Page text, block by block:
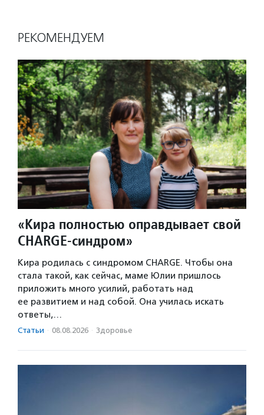
РЕКОМЕНДУЕМ
«Кира полностью оправдывает свой
CHARGE-синдром»
Кира родилась с синдромом CHARGE. Чтобы она
стала такой, как сейчас, маме Юлии пришлось
приложить много усилий, работать над
ее развитием и над собой. Она училась искать
ответы,…
Статьи · 08.08.2026 · Здоровье